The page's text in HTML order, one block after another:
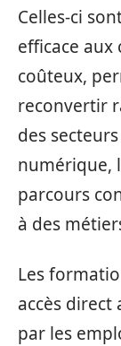
Celles-ci
efficace
coûteux,
reconvertir
des
numérique,
parcours
à des
Les
accès direct
par les